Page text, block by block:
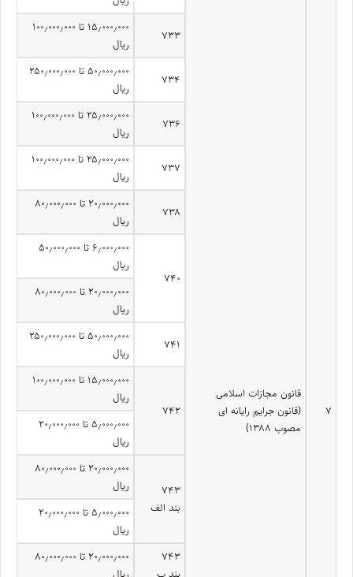
۷
قانون مجازات اسلامی
(قانون جرایم رایانه ای
مصوب ۱۳۸۸)
۷۳۳
۱۵٫۰۰۰٫۰۰۰ تا ۱۰۰٫۰۰۰٫۰۰۰
ریال
۷۳۴
۵۰٫۰۰۰٫۰۰۰ تا ۲۵۰٫۰۰۰٫۰۰۰
ریال
۷۳۶
۲۵٫۰۰۰٫۰۰۰ تا ۱۰۰٫۰۰۰٫۰۰۰
ریال
۷۳۷
۲۵٫۰۰۰٫۰۰۰ تا ۱۰۰٫۰۰۰٫۰۰۰
ریال
۷۳۸
۲۰٫۰۰۰٫۰۰۰ تا ۸۰٫۰۰۰٫۰۰۰
ریال
۷۴۰
۶٫۰۰۰٫۰۰۰ تا ۵۰٫۰۰۰٫۰۰۰
ریال
۲۰٫۰۰۰٫۰۰۰ تا ۸۰٫۰۰۰٫۰۰۰
ریال
۷۴۱
۵۰٫۰۰۰٫۰۰۰ تا ۲۵۰٫۰۰۰٫۰۰۰
ریال
۷۴۲
۱۵٫۰۰۰٫۰۰۰ تا ۱۰۰٫۰۰۰٫۰۰۰
ریال
۵٫۰۰۰٫۰۰۰ تا ۲۰٫۰۰۰٫۰۰۰
ریال
۷۴۳
بند الف
۲۰٫۰۰۰٫۰۰۰ تا ۸۰٫۰۰۰٫۰۰۰
ریال
۵٫۰۰۰٫۰۰۰ تا ۲۰٫۰۰۰٫۰۰۰
ریال
۷۴۳
بند ب
۲۰٫۰۰۰٫۰۰۰ تا ۸۰٫۰۰۰٫۰۰۰
ریال